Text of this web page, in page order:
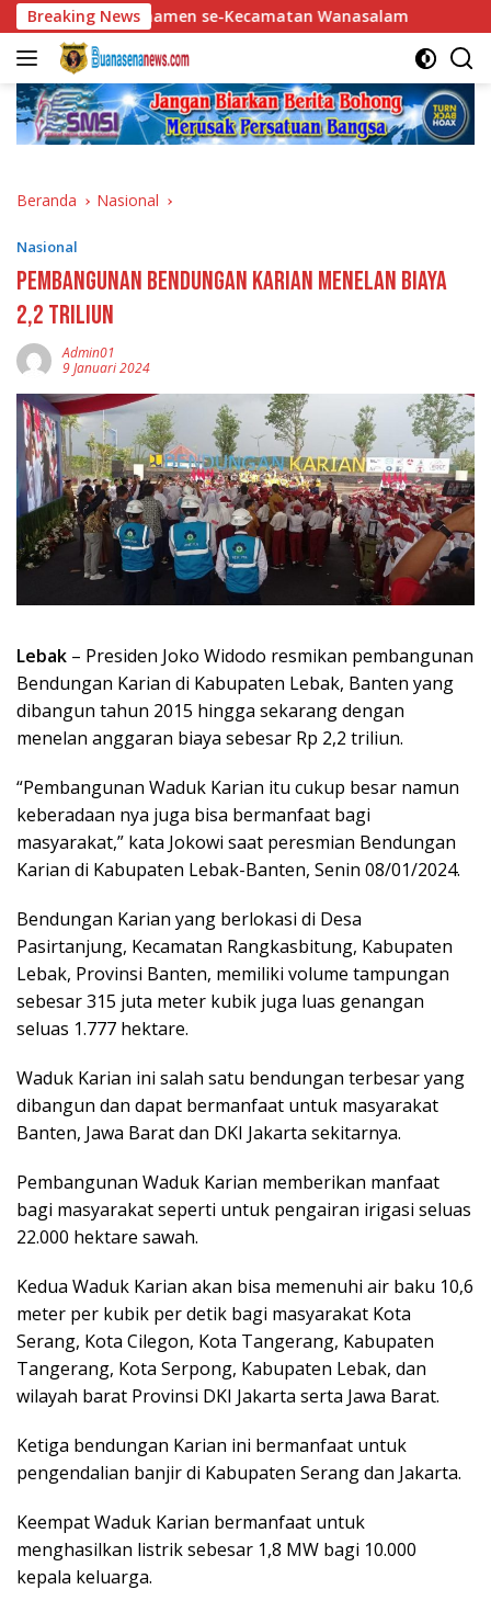
Langsung
ke
konten
Breaking News
Turnamen se-Kecamatan Wanasalam Soal Isu
Beranda Nasional
Nasional
Pembangunan Bendungan Karian Menelan Biaya
2,2 triliun
Admin01
9 Januari 2024
Lebak – Presiden Joko Widodo resmikan pembangunan
Bendungan Karian di Kabupaten Lebak, Banten yang
dibangun tahun 2015 hingga sekarang dengan
menelan anggaran biaya sebesar Rp 2,2 triliun.
“Pembangunan Waduk Karian itu cukup besar namun
keberadaan nya juga bisa bermanfaat bagi
masyarakat,” kata Jokowi saat peresmian Bendungan
Karian di Kabupaten Lebak-Banten, Senin 08/01/2024.
Bendungan Karian yang berlokasi di Desa
Pasirtanjung, Kecamatan Rangkasbitung, Kabupaten
Lebak, Provinsi Banten, memiliki volume tampungan
sebesar 315 juta meter kubik juga luas genangan
seluas 1.777 hektare.
Waduk Karian ini salah satu bendungan terbesar yang
dibangun dan dapat bermanfaat untuk masyarakat
Banten, Jawa Barat dan DKI Jakarta sekitarnya.
Pembangunan Waduk Karian memberikan manfaat
bagi masyarakat seperti untuk pengairan irigasi seluas
22.000 hektare sawah.
Kedua Waduk Karian akan bisa memenuhi air baku 10,6
meter per kubik per detik bagi masyarakat Kota
Serang, Kota Cilegon, Kota Tangerang, Kabupaten
Tangerang, Kota Serpong, Kabupaten Lebak, dan
wilayah barat Provinsi DKI Jakarta serta Jawa Barat.
Ketiga bendungan Karian ini bermanfaat untuk
pengendalian banjir di Kabupaten Serang dan Jakarta.
Keempat Waduk Karian bermanfaat untuk
menghasilkan listrik sebesar 1,8 MW bagi 10.000
kepala keluarga.